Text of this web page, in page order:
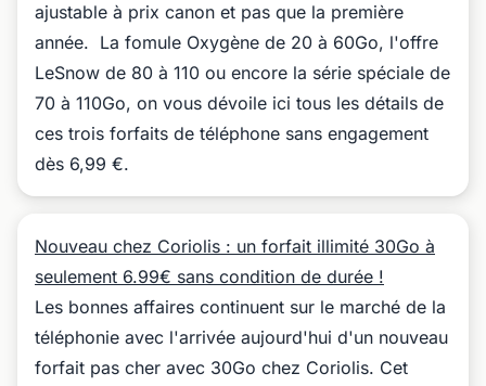
ajustable à prix canon et pas que la première
année. La fomule Oxygène de 20 à 60Go, l'offre
LeSnow de 80 à 110 ou encore la série spéciale de
70 à 110Go, on vous dévoile ici tous les détails de
ces trois forfaits de téléphone sans engagement
dès 6,99 €.
Nouveau chez Coriolis : un forfait illimité 30Go à
seulement 6.99€ sans condition de durée !
Les bonnes affaires continuent sur le marché de la
téléphonie avec l'arrivée aujourd'hui d'un nouveau
forfait pas cher avec 30Go chez Coriolis. Cet